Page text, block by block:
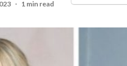
1 min read